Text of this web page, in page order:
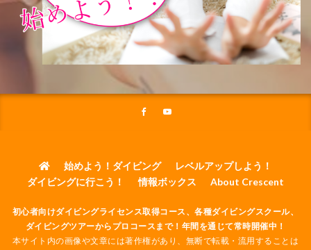
始めよう！ダイビング
レベルアップしよう！
ダイビングに行こう！
情報ボックス About Crescent
初心者向けダイビングライセンス取得コース、各種ダイビングスクール、
ダイビングツアーからプロコースまで！年間を通じて常時開催中！
本サイト内の画像や文章には著作権があり、無断で転載・流用することは